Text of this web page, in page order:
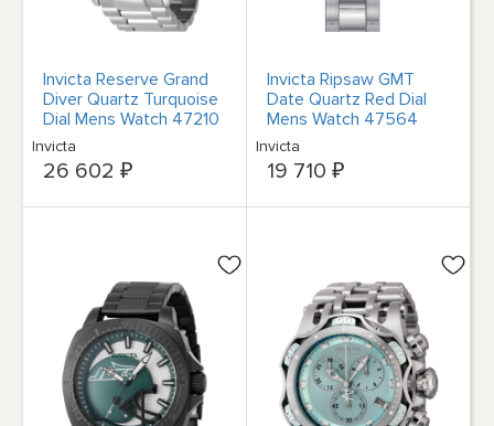
Invicta Reserve Grand
Diver Quartz Turquoise
Dial Mens Watch 47210
Invicta
26 602 ₽
Invicta Ripsaw GMT
Date Quartz Red Dial
Mens Watch 47564
Invicta
19 710 ₽